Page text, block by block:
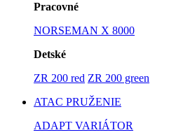
Pracovné
NORSEMAN X 8000
Detské
ZR 200 red ZR 200 green
ATAC PRUŽENIE
ADAPT VARIÁTOR